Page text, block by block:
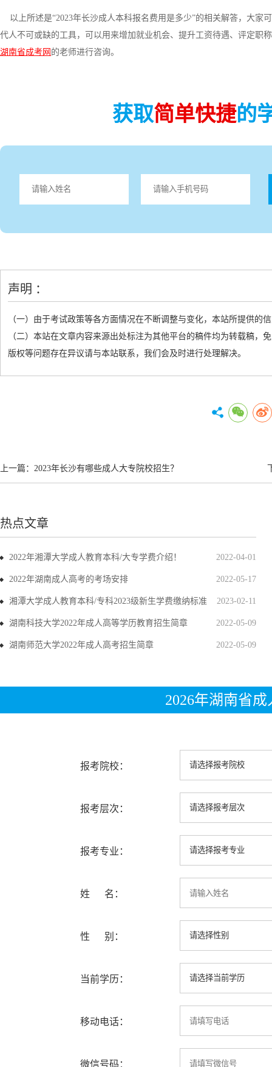
以上所述是“2023年长沙成人本科报名费用是多少”的相关解答，大家
代人不可或缺的工具，可以用来增加就业机会、提升工资待遇、评定职
湖南省成考网 的老师进行咨询。
获取简单快捷的
声明 ：
（一）由于考试政策等各方面情况在不断调整与变化，本站所提供的
（二）本站在文章内容来源出处标注为其他平台的稿件均为转载稿
版权等问题存在异议请与本站联系，我们会及时进行处理解决。
上一篇： 2023年长沙有哪些成人大专院校招生？
热点文章
2022-04-01
2022年湘潭大学成人教育本科/大专学费介绍！
2022-05-17
2022年湖南成人高考的考场安排
2023-02-11
湘潭大学成人教育本科/专科2023级新生学费缴纳标准
2022-05-09
湖南科技大学2022年成人高等学历教育招生简章
2022-05-09
湖南师范大学2022年成人高考招生简章
2026年湖南省
报考院校：
报考层次：
报考专业：
姓 名：
性 别：
当前学历：
移动电话：
微信号码：